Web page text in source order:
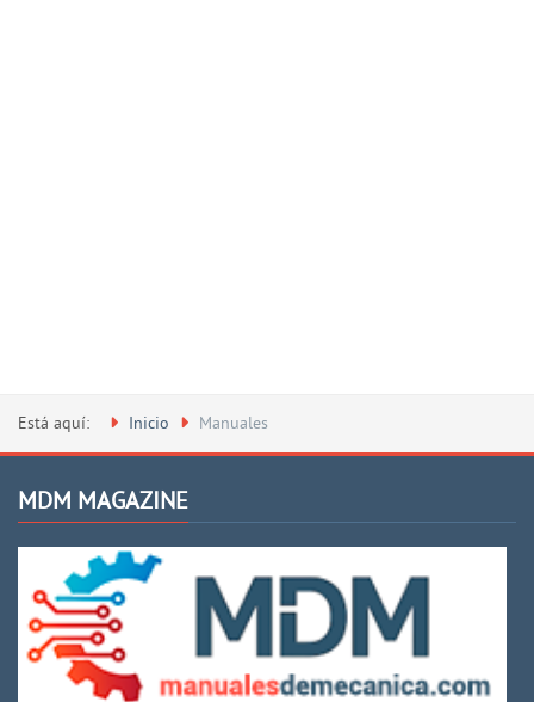
Está aquí: Inicio Manuales
MDM MAGAZINE